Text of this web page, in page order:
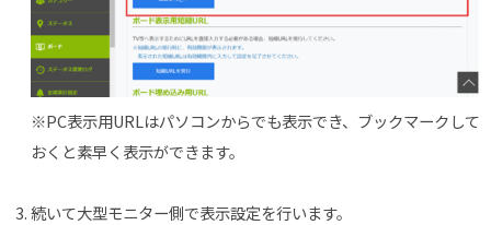
※PC表示用URLはパソコンからでも表示でき、ブックマークして
おくと素早く表示ができます。
続いて大型モニター側で表示設定を行います。